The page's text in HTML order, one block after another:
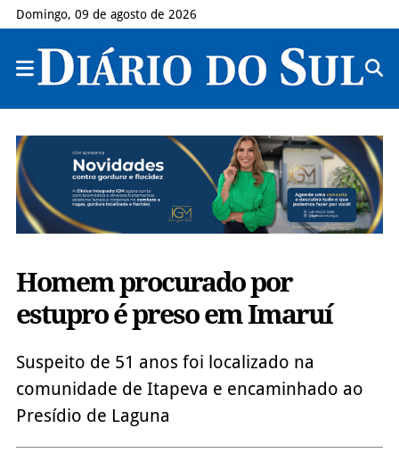
Domingo, 09 de agosto de 2026
Homem procurado por
estupro é preso em Imaruí
Suspeito de 51 anos foi localizado na
comunidade de Itapeva e encaminhado ao
Presídio de Laguna